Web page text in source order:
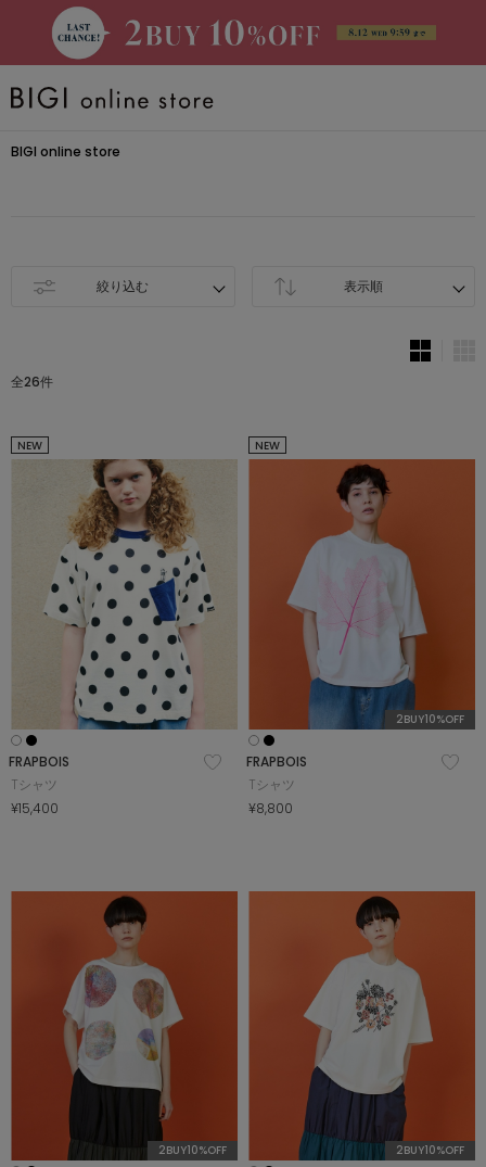
BRAND
PRE ORDER
SALE
COORDINATE
NEWS
JOURNAL
よくある質問
お問い合わせ
OUTLET
BIGI online store
絞り込む 表示順
全26件
NEW
FRAPBOIS
Tシャツ
¥15,400
NEW
2BUY10%OFF
FRAPBOIS
Tシャツ
¥8,800
2BUY10%OFF 2BUY10%OFF